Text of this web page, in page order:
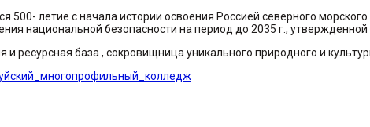
500- летие с начала истории освоения Россией северного
национальной безопасности на период до 2035 г.,
ресурсная база , сокровищница уникального природного и